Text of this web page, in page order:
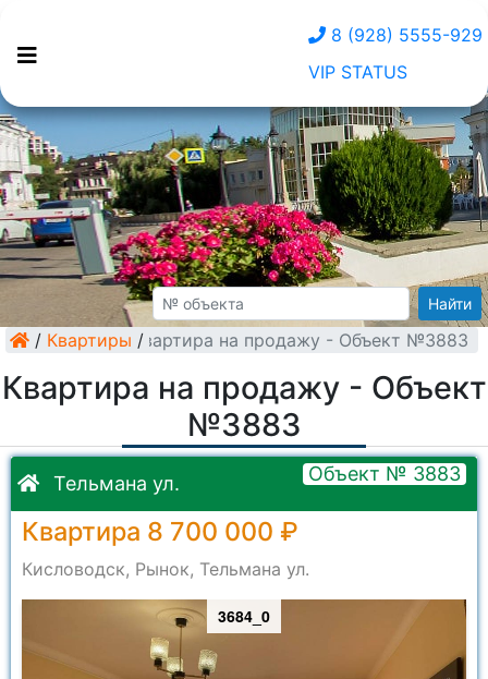
8 (928) 5555-929
VIP STATUS
Найти
/ Квартиры /
Квартира на продажу - Объект №3883
Квартира на продажу - Объект
№3883
Тельмана ул. Объект № 3883
Квартира 8 700 000 ₽
Кисловодск, Рынок, Тельмана ул.
3684_0